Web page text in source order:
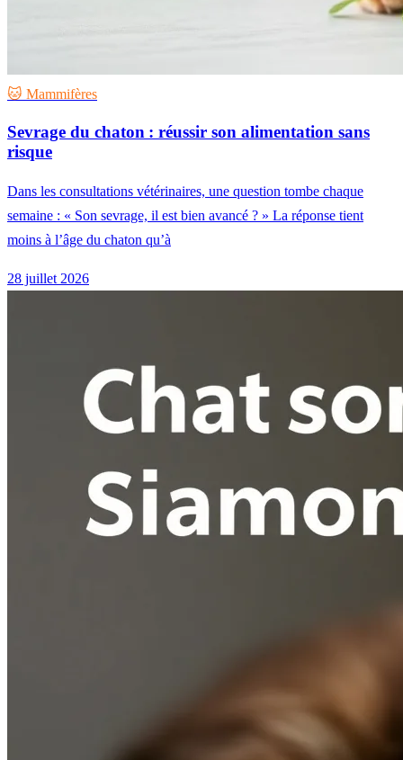
🐱 Mammifères
Sevrage du chaton : réussir son alimentation sans
risque
Dans les consultations vétérinaires, une question tombe chaque
semaine : « Son sevrage, il est bien avancé ? » La réponse tient
moins à l’âge du chaton qu’à
28 juillet 2026